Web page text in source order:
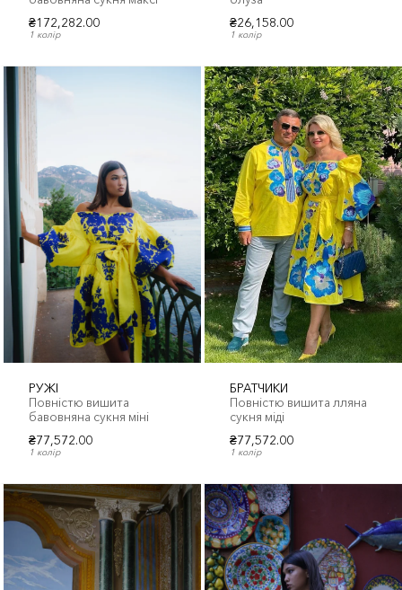
₴172,282.00
1 колір
₴26,158.00
1 колір
РУЖІ
Повністю вишита
бавовняна сукня міні
₴77,572.00
1 колір
БРАТЧИКИ
Повністю вишита лляна
сукня міді
₴77,572.00
1 колір